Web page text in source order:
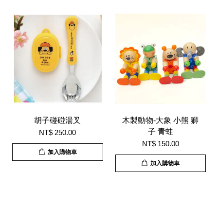
胡子碰碰湯叉
NT$ 250.00
加入購物車
木製動物-大象 小熊 獅
子 青蛙
NT$ 150.00
加入購物車